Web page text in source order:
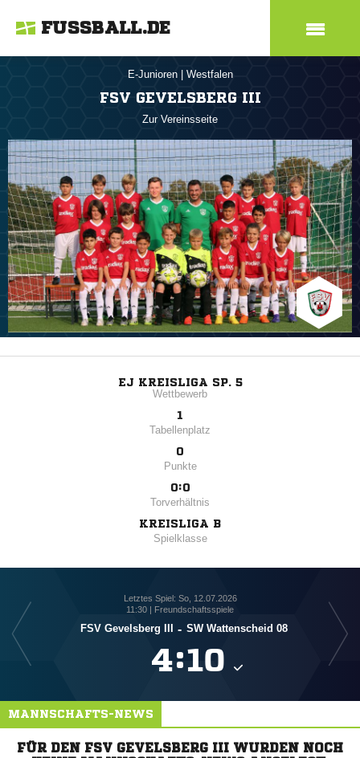
FUSSBALL.DE
E-Junioren Westfalen
FSV GEVELSBERG III
Zur Vereinsseite
EJ KREISLIGA SP. 5
Wettbewerb
1
Tabellenplatz
0
Punkte
0:0
Torverhältnis
KREISLIGA B
Spielklasse
Letztes Spiel: So, 12.07.2026
11:30 | Freundschaftsspiele
FSV Gevelsberg III - SW Wattenscheid 08
:
MANNSCHAFTS-NEWS
FÜR DEN FSV GEVELSBERG III WURDEN NOCH